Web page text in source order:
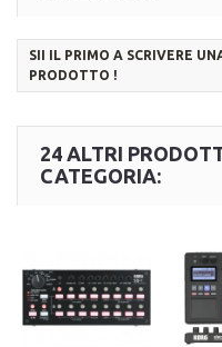
SII IL PRIMO A SCRIVERE
PRODOTTO !
24 ALTRI
CATEGORIA: